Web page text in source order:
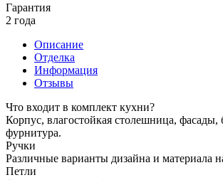
Гарантия
2 года
Описание
Отделка
Информация
Отзывы
Что входит в комплект кухни?
Корпус, влагостойкая столешница, фасады,
фурнитура.
Ручки
Различные варианты дизайна и материала
Петли